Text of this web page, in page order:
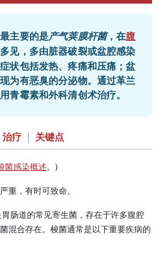
主要的是产气荚膜杆菌，在腹
见，多由脏器破裂或盆腔感染
状包括发热、疼痛和压痛；盆
为有恶臭的分泌物。通过革兰
青霉素和外科清创术治疗。
治疗 | 关键点
菌感染概述。)
重，有时可致命。
胃肠道的常见寄生菌，存在于许多腹腔
混合存在。梭菌通常是以下重要疾病的